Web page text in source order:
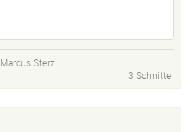
Marcus Sterz
3 Schnitte